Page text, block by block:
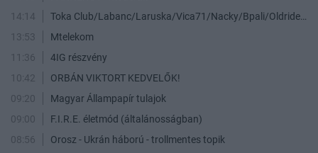
14:14
13:53
Mtelekom
11:36
4IG részvény
10:42
ORBÁN VIKTORT KEDVELŐK!
09:20
Magyar Állampapír tulajok
09:00
F.I.R.E. életmód (általánosságban)
08:56
Orosz - Ukrán háború - trollmentes topik